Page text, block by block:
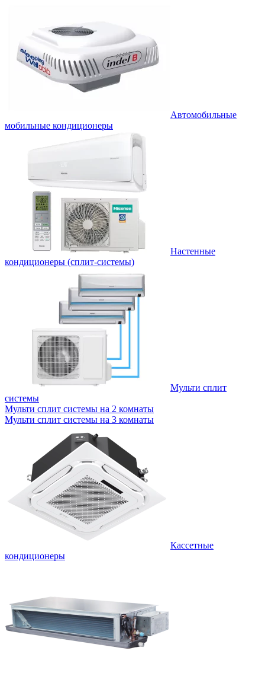
Автомобильные
мобильные кондиционеры
Настенные
кондиционеры (сплит-системы)
Мульти сплит
системы
Мульти сплит системы на 2 комнаты
Мульти сплит системы на 3 комнаты
Кассетные
кондиционеры